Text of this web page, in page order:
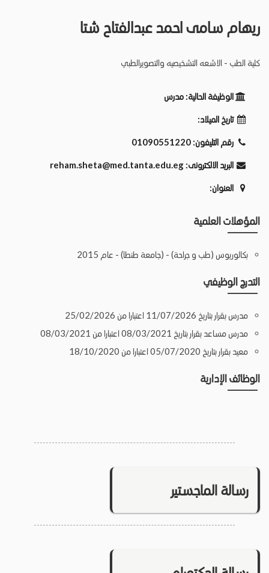
ريهام سامى احمد عبدالفتاح شتا
كلية الطب - الاشعه التشخيصيه والتصويرالطبي
الوظيفة الحالية: مدرس
تاريخ الميلاد:
رقم التليفون: 01090551220
البريد الالكترونى: reham.sheta@med.tanta.edu.eg
العنوان:
المؤهلات العلمية
بكالوريوس (طب و جراحة) - (جامعة طنطا) - عام 2015
التدرج الوظيفي
مدرس بقرار بتاريخ 11/07/2026 اعتبارا من 25/02/2026
مدرس مساعد بقرار بتاريخ 08/03/2021 اعتبارا من 08/03/2021
معيد بقرار بتاريخ 05/07/2020 اعتبارا من 18/10/2020
الوظائف الإدارية
رسالة الماجستير